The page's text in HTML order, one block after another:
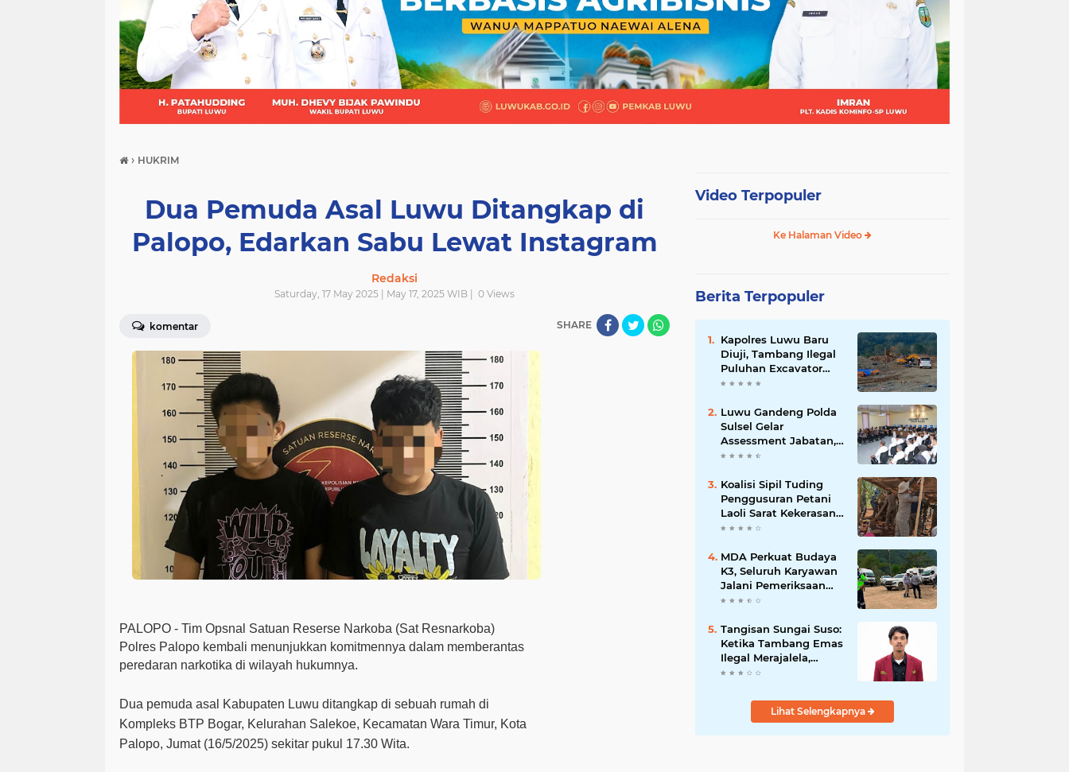
(21) (9) (7)
› HUKRIM
Dua Pemuda Asal Luwu Ditangkap di
Palopo, Edarkan Sabu Lewat Instagram
Redaksi
Saturday, 17 May 2025 | May 17, 2025 WIB | 0 Views
komentar SHARE
PALOPO - Tim Opsnal Satuan Reserse Narkoba (Sat Resnarkoba)
Polres Palopo kembali menunjukkan komitmennya dalam memberantas
peredaran narkotika di wilayah hukumnya.
Dua pemuda asal Kabupaten Luwu ditangkap di sebuah rumah di
Kompleks BTP Bogar, Kelurahan Salekoe, Kecamatan Wara Timur, Kota
Palopo, Jumat (16/5/2025) sekitar pukul 17.30 Wita.
Video Terpopuler
Ke Halaman Video
Berita Terpopuler
Kapolres Luwu Baru
Diuji, Tambang Ilegal
Puluhan Excavator
Masih Bebas
Luwu Gandeng Polda
Sulsel Gelar
Assessment Jabatan,
Perkuat Penempatan
Kompetensi
Koalisi Sipil Tuding
Penggusuran Petani
Laoli Sarat Kekerasan,
Desak Hentikan PSN
MDA Perkuat Budaya
K3, Seluruh Karyawan
Jalani Pemeriksaan
Sebelum Bekerja
Tangisan Sungai Suso:
Ketika Tambang Emas
Ilegal Merajalela,
Negara Seolah
Lihat Selengkapnya